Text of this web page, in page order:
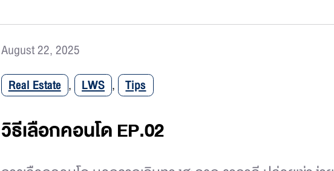
August 22, 2025
Real Estate , LWS , Tips
วิธีเลือกคอนโด EP.02